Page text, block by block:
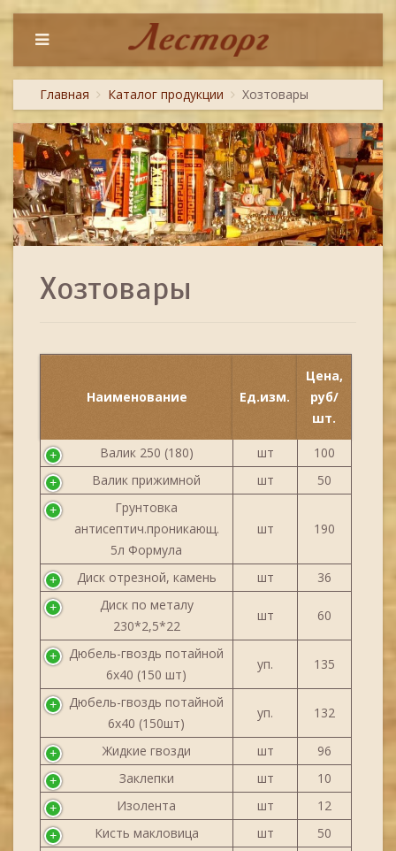
Главная Каталог продукции Хозтовары
Хозтовары
Наименование Ед.изм.
Цена,
руб/
шт.
Валик 250 (180) шт
100
Валик прижимной
шт
50
Грунтовка
антисептич.проникающ.
5л Формула
шт 190
Диск отрезной, камень шт
36
Диск по металу
230*2,5*22
шт 60
Дюбель-гвоздь потайной
6х40 (150 шт)
уп. 135
Дюбель-гвоздь потайной
6х40 (150шт)
уп. 132
Жидкие гвозди шт
96
Заклепки
шт
10
Изолента
шт
12
Кисть макловица
шт
50